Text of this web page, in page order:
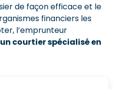
de façon efficace et le
financiers les
l’emprunteur
courtier spécialisé en